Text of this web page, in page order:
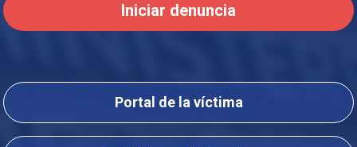
Iniciar denuncia
Portal de la víctima